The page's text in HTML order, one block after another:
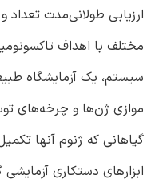
ارزیابی طولانی‌مدت تعداد
مختلف با اهداف
سیستم، یک آزمایشگاه
موازی ژن‌ها و چرخه‌های
گیاهانی که ژنوم آنها
ابزارهای دستکاری